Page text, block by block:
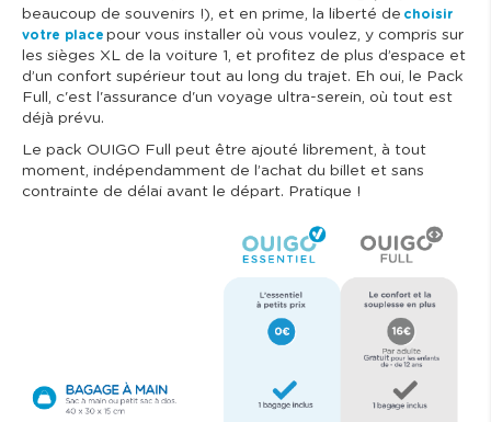
beaucoup de souvenirs !), et en prime, la liberté de choisir
votre place pour vous installer où vous voulez, y compris sur
les sièges XL de la voiture 1, et profitez de plus d’espace et
d’un confort supérieur tout au long du trajet. Eh oui, le Pack
Full, c'est l'assurance d'un voyage ultra-serein, où tout est
déjà prévu.
Le pack OUIGO Full peut être ajouté librement, à tout
moment, indépendamment de l’achat du billet et sans
contrainte de délai avant le départ. Pratique !